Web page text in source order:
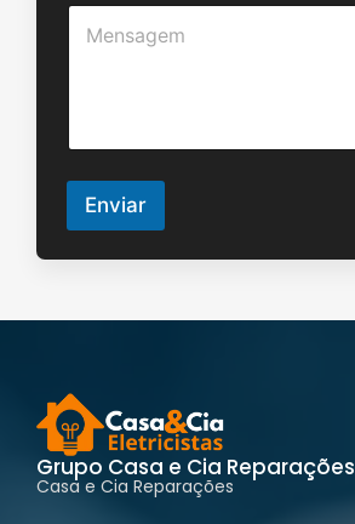
M
e
m
Enviar
Grupo Casa e Cia Reparações
Casa e Cia Reparações